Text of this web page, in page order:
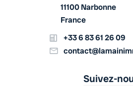
11100 Narbonne
France
+33 6 83 61 26 09
Suivez-